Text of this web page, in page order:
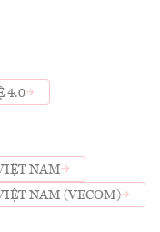
4.0
NAM
NAM (VECOM)